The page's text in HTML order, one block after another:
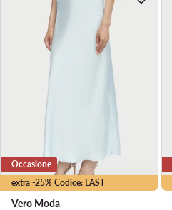
extra -25% Codice: LAST
Occasione
Vero Moda